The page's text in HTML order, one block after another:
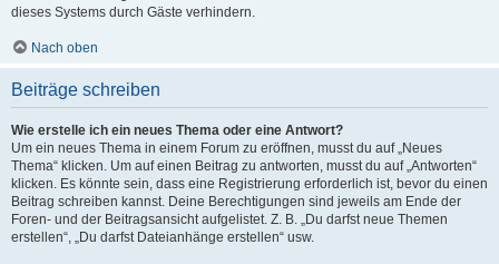
dieses Systems durch Gäste verhindern.
Nach oben
Beiträge schreiben
Wie erstelle ich ein neues Thema oder eine Antwort?
Um ein neues Thema in einem Forum zu eröffnen, musst du auf „Neues
Thema“ klicken. Um auf einen Beitrag zu antworten, musst du auf „Antworten“
klicken. Es könnte sein, dass eine Registrierung erforderlich ist, bevor du einen
Beitrag schreiben kannst. Deine Berechtigungen sind jeweils am Ende der
Foren- und der Beitragsansicht aufgelistet. Z. B. „Du darfst neue Themen
erstellen“, „Du darfst Dateianhänge erstellen“ usw.